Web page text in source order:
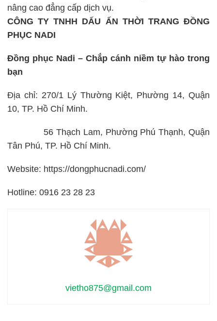
nâng cao đẳng cấp dịch vụ.
CÔNG TY TNHH DẤU ẤN THỜI TRANG ĐỒNG
PHỤC NADI
Đồng phục Nadi – Chắp cánh niềm tự hào trong
bạn
Địa chỉ: 270/1 Lý Thường Kiệt, Phường 14, Quận
10, TP. Hồ Chí Minh.
56 Thạch Lam, Phường Phú Thạnh, Quận
Tân Phú, TP. Hồ Chí Minh.
Website: https://dongphucnadi.com/
Hotline: 0916 23 28 23
vietho875@gmail.com